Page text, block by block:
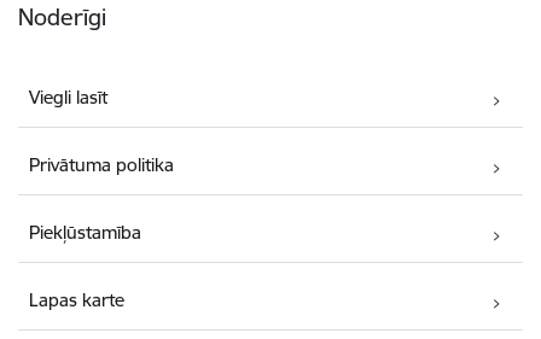
Noderīgi
Viegli lasīt
Privātuma politika
Piekļūstamība
Lapas karte